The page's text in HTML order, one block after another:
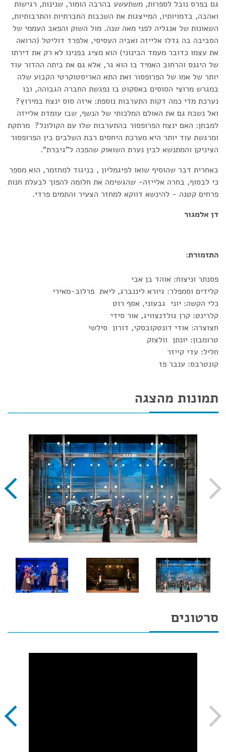
גם בפרס נובל לספרות, משתעשע בהרבה הומור, שנינות, רגישות
ואהבה, בדמויותיו, המייצגות את השכבות החברתיות והתרבותיות,
השאונות של אנגליה לפני מאה שנה. מול השוק והפאב העממי של
הסביבה בה גדלו אלייזה ואביה העסיסי, אלפרד דוליטל (הרואה
את עצמו כדובר מעמד הבינוני) הוא מציג בפנינו לא רק את דירתו
של היגנס והרחוב האמיד בו הוא גר, אלא גם את ביתה ההדור עוד
יותר של אמו של הפרופסור ואת התא האריסטוקרטי הקבוע שלה
במגרש מרוצי הסוסים באסקוט בו נפגשת החברה הגבוהה, ובו
נערכת מדי כמה דקות התערבות נוספת: איזה סוס ינצח במירוץ?
ואל נשכח גם את האולם המלכותי של הנשף, שבו עומדת אלייזה
למבחן: האם ינצח הפרופסור בהתערבות שלו עם הקולונל? מרתקת
ומרגשת עוד יותר היא מערכת היחסים רבת השלבים בין הפרופסור
הציניקן והמתנשא לבין נערת השואוק שהפכה ל"גיברת".
באחרית דבר שהוסיף שואו לפיגמליון , בניגוד למחזמר, הוא מספר
כי לבסוף, בחרה אלייזה- שהגשימה את חלומה להפוך לבעלת חנות
פרחים קטנה - להינשא דווקא למחזר הצעיר והתמים פרדי.
דן אלמגור
התזמורת:
פסנתר וניצוח: אוהד בן אבי
קלידים וסמפלר: גיורא ליננברג, ליאת פרלוב-מאירי
כלי הקשה: יוני גבעוני, אסף רוט
קלרינט: קרן גולדנצוויג, אור סידי
חצוצרה: אודי דונטקובסקי, דורון סילשי
טרומבון: יונתן וולצוק
חליל: עדי קייזר
קונטרבס: ענבר פז
תמונות מהצגה
סרטונים